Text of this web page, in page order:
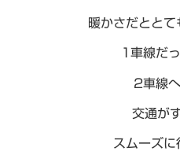
暖かさだととて
1車線だ
2車線
交通が
スムーズに